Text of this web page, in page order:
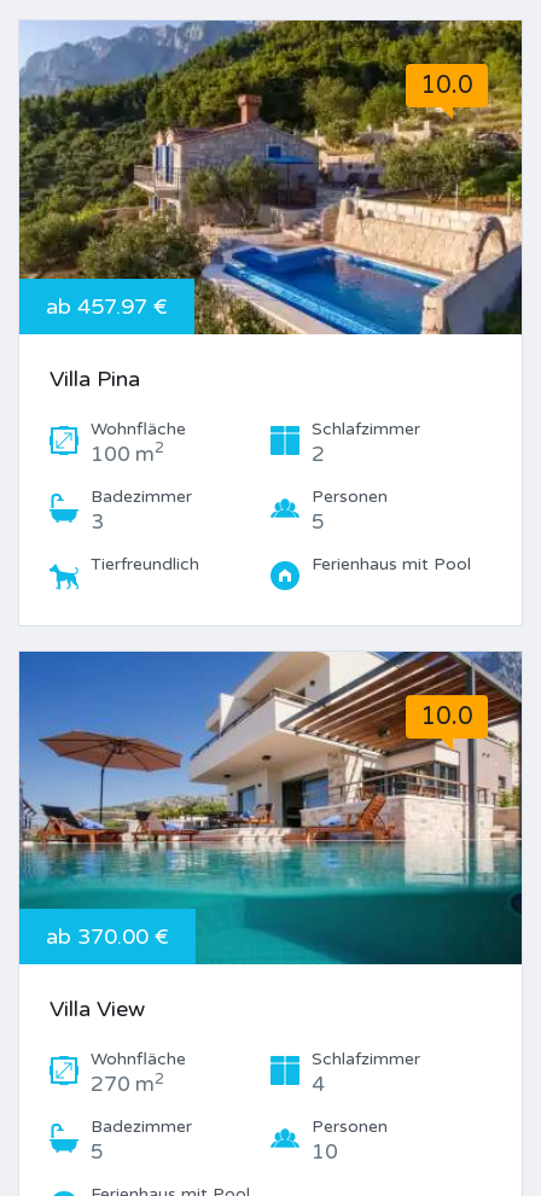
10.0
ab 457.97 €
Villa Pina
Wohnfläche
100 m2
Schlafzimmer
2
Badezimmer
3
Personen
5
Tierfreundlich Ferienhaus mit Pool
10.0
ab 370.00 €
Villa View
Wohnfläche
270 m2
Schlafzimmer
4
Badezimmer
5
Personen
10